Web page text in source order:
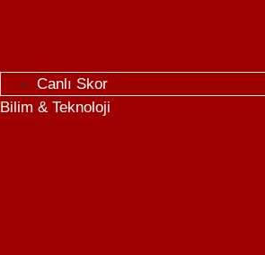
Canlı Skor
Bilim & Teknoloji